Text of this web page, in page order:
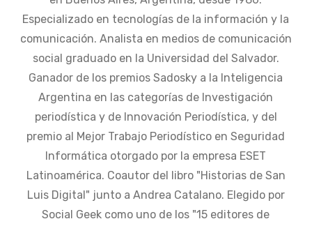
Especializado en tecnologías de la información y la
comunicación. Analista en medios de comunicación
social graduado en la Universidad del Salvador.
Ganador de los premios Sadosky a la Inteligencia
Argentina en las categorías de Investigación
periodística y de Innovación Periodística, y del
premio al Mejor Trabajo Periodístico en Seguridad
Informática otorgado por la empresa ESET
Latinoamérica. Coautor del libro "Historias de San
Luis Digital" junto a Andrea Catalano. Elegido por
Social Geek como uno de los "15 editores de